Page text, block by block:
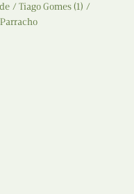
Tiago Gomes (1)